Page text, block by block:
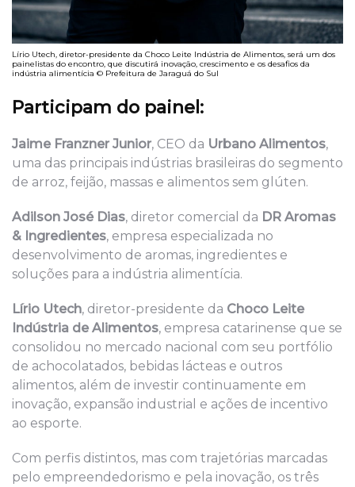
Lírio Utech, diretor-presidente da Choco Leite Indústria de Alimentos, será um dos
painelistas do encontro, que discutirá inovação, crescimento e os desafios da
indústria alimentícia © Prefeitura de Jaraguá do Sul
Participam do painel:
Jaime Franzner Junior, CEO da Urbano Alimentos,
uma das principais indústrias brasileiras do segmento
de arroz, feijão, massas e alimentos sem glúten.
Adilson José Dias, diretor comercial da DR Aromas
& Ingredientes, empresa especializada no
desenvolvimento de aromas, ingredientes e
soluções para a indústria alimentícia.
Lírio Utech, diretor-presidente da Choco Leite
Indústria de Alimentos, empresa catarinense que se
consolidou no mercado nacional com seu portfólio
de achocolatados, bebidas lácteas e outros
alimentos, além de investir continuamente em
inovação, expansão industrial e ações de incentivo
ao esporte.
Com perfis distintos, mas com trajetórias marcadas
pelo empreendedorismo e pela inovação, os três